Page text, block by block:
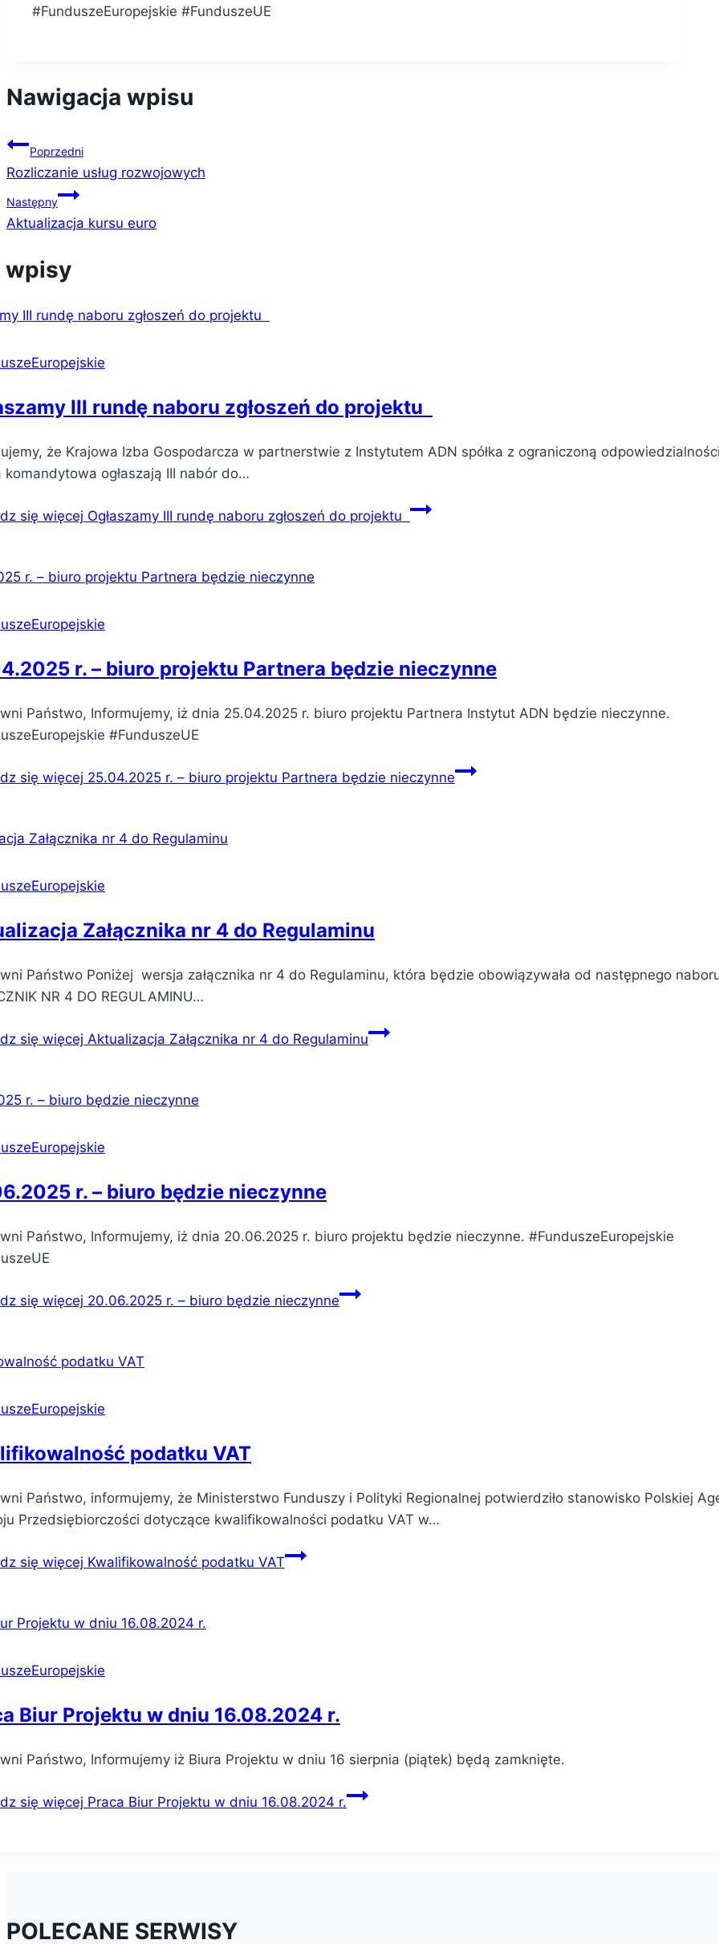
#FunduszeEuropejskie #FunduszeUE
Nawigacja wpisu
Poprzedni
Rozliczanie usług rozwojowych
Następny
Aktualizacja kursu euro
wpisy
III rundę naboru zgłoszeń do projektu
że Krajowa Izba Gospodarcza w partnerstwie z Instytutem ADN spółka z ograniczoną
komandytowa ogłaszają III nabór do…
się więcej Ogłaszamy III rundę naboru zgłoszeń do projektu
r. – biuro projektu Partnera będzie nieczynne
Państwo, Informujemy, iż dnia 25.04.2025 r. biuro projektu Partnera Instytut ADN będzie nieczynne.
#FunduszeUE
się więcej 25.04.2025 r. – biuro projektu Partnera będzie nieczynne
Załącznika nr 4 do Regulaminu
Państwo Poniżej wersja załącznika nr 4 do Regulaminu, która będzie obowiązywała od następnego
NR 4 DO REGULAMINU…
się więcej Aktualizacja Załącznika nr 4 do Regulaminu
r. – biuro będzie nieczynne
Państwo, Informujemy, iż dnia 20.06.2025 r. biuro projektu będzie nieczynne. #FunduszeEuropejskie
się więcej 20.06.2025 r. – biuro będzie nieczynne
podatku VAT
Państwo, informujemy, że Ministerstwo Funduszy i Polityki Regionalnej potwierdziło stanowisko Polskiej
Przedsiębiorczości dotyczące kwalifikowalności podatku VAT w…
się więcej Kwalifikowalność podatku VAT
Biur Projektu w dniu 16.08.2024 r.
Państwo, Informujemy iż Biura Projektu w dniu 16 sierpnia (piątek) będą zamknięte.
się więcej Praca Biur Projektu w dniu 16.08.2024 r.
POLECANE SERWISY